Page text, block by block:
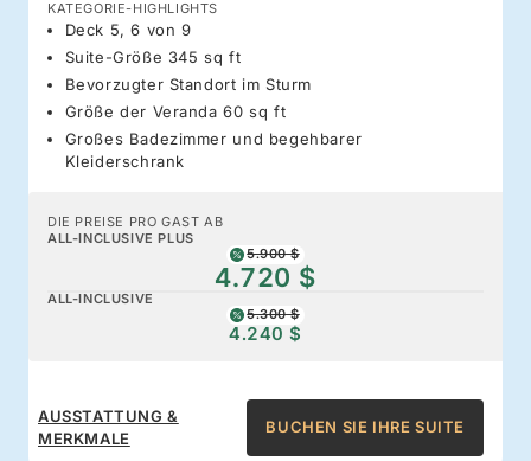
KATEGORIE-HIGHLIGHTS
Deck 5, 6 von 9
Suite-Größe 345 sq ft
Bevorzugter Standort im Sturm
Größe der Veranda 60 sq ft
Großes Badezimmer und begehbarer
Kleiderschrank
DIE PREISE PRO GAST AB
ALL-INCLUSIVE PLUS
5.900 $
4.720 $
ALL-INCLUSIVE
5.300 $
4.240 $
AUSSTATTUNG &
MERKMALE
BUCHEN SIE IHRE SUITE